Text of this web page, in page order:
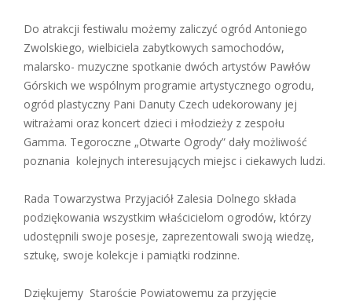
Do atrakcji festiwalu możemy zaliczyć ogród Antoniego
Zwolskiego, wielbiciela zabytkowych samochodów,
malarsko- muzyczne spotkanie dwóch artystów Pawłów
Górskich we wspólnym programie artystycznego ogrodu,
ogród plastyczny Pani Danuty Czech udekorowany jej
witrażami oraz koncert dzieci i młodzieży z zespołu
Gamma. Tegoroczne „Otwarte Ogrody” dały możliwość
poznania kolejnych interesujących miejsc i ciekawych ludzi.
Rada Towarzystwa Przyjaciół Zalesia Dolnego składa
podziękowania wszystkim właścicielom ogrodów, którzy
udostępnili swoje posesje, zaprezentowali swoją wiedzę,
sztukę, swoje kolekcje i pamiątki rodzinne.
Dziękujemy Staroście Powiatowemu za przyjęcie